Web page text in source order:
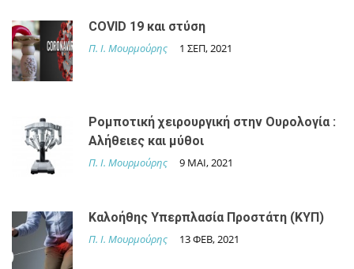
COVID 19 και στύση
Π. Ι. Μουρμούρης 1 ΣΕΠ, 2021
Ρομποτική χειρουργική στην Ουρολογία :
Αλήθειες και μύθοι
Π. Ι. Μουρμούρης 9 ΜΑΙ, 2021
Καλοήθης Υπερπλασία Προστάτη (ΚΥΠ)
Π. Ι. Μουρμούρης 13 ΦΕΒ, 2021